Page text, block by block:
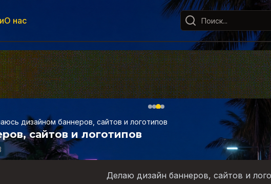
О нас
дизайном баннеров, сайтов и логотипов
сайтов и логотипов
Делаю дизайн баннеров, сайтов и